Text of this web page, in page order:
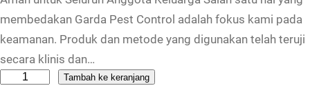
membedakan Garda Pest Control adalah fokus kami pada
keamanan. Produk dan metode yang digunakan telah teruji
secara klinis dan…
Tambah ke keranjang